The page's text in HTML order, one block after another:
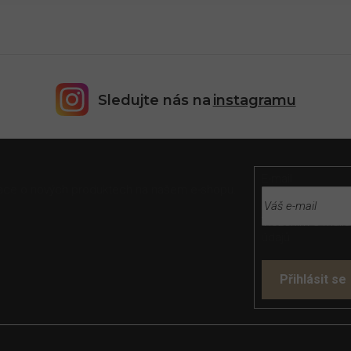
Sledujte nás na instagramu
Vložením e-
Přihlásit se